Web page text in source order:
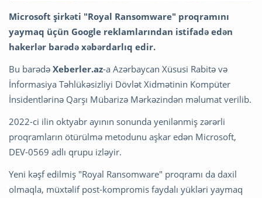
Microsoft şirkəti "Royal Ransomware" proqramını
yaymaq üçün Google reklamlarından istifadə edən
hakerlər barədə xəbərdarlıq edir.
Bu barədə Xeberler.az-a Azərbaycan Xüsusi Rabitə və
İnformasiya Təhlükəsizliyi Dövlət Xidmətinin Kompüter
İnsidentlərinə Qarşı Mübarizə Mərkəzindən məlumat verilib.
2022-ci ilin oktyabr ayının sonunda yenilənmiş zərərli
proqramların ötürülmə metodunu aşkar edən Microsoft,
DEV-0569 adlı qrupu izləyir.
Yeni kəşf edilmiş "Royal Ransomware" proqramı da daxil
olmaqla, müxtəlif post-kompromis faydalı yükləri yaymaq